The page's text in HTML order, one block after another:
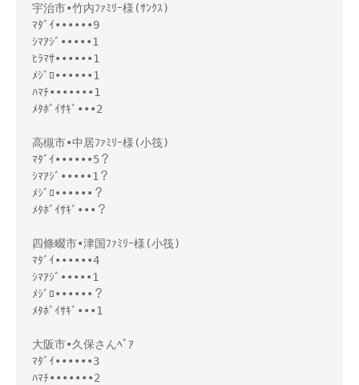
宇治市•竹内ﾌｧﾐﾘｰ様(ｻﾝｸｽ)
ﾏﾀﾞｲ••••••9
ｼﾏｱｼﾞ•••••1
ﾋﾗﾏｻ••••••1
ﾒｼﾞﾛ••••••1
ﾊﾏﾁ•••••••1
ﾒﾀﾎﾞｲｻｷﾞ•••2
高槻市•中居ﾌｧﾐﾘｰ様(小筏)
ﾏﾀﾞｲ••••••5？
ｼﾏｱｼﾞ•••••1？
ﾒｼﾞﾛ••••••？
ﾒﾀﾎﾞｲｻｷﾞ•••？
四條畷市•津国ﾌｧﾐﾘｰ様(小筏)
ﾏﾀﾞｲ••••••4
ｼﾏｱｼﾞ•••••1
ﾒｼﾞﾛ••••••？
ﾒﾀﾎﾞｲｻｷﾞ•••1
大阪市•久保さんﾍﾟｱ
ﾏﾀﾞｲ••••••3
ﾊﾏﾁ•••••••2